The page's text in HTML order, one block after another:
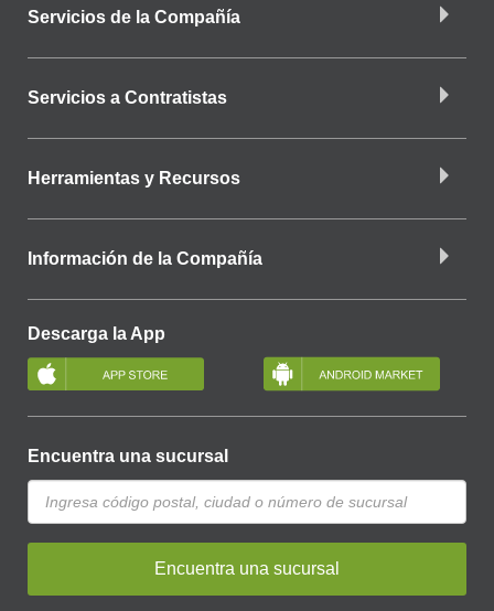
Servicios de la Compañía
Servicios a Contratistas
Herramientas y Recursos
Información de la Compañía
Descarga la App
Encuentra una sucursal
Encuentra una sucursal